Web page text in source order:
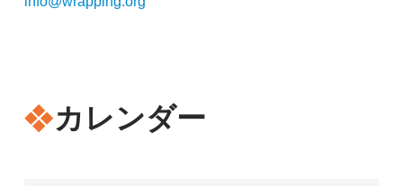
カレンダー